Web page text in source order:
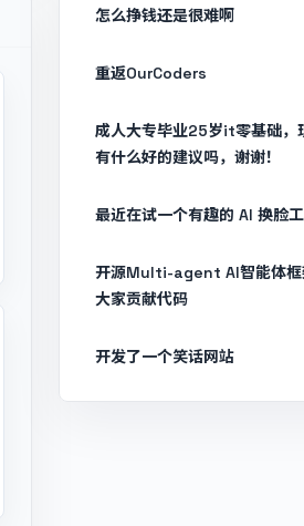
怎么挣钱还是很难啊
重返OurCoders
成人大专毕业25岁it零基础，
有什么好的建议吗，谢谢！
最近在试一个有趣的 AI 换脸
开源Multi-agent AI智能体
大家贡献代码
开发了一个笑话网站